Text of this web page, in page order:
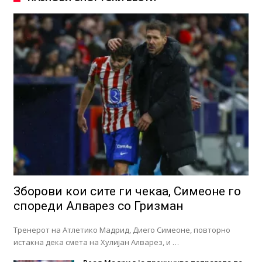
Зборови кои сите ги чекаа, Симеоне го
спореди Алварез со Гризман
Тренерот на Атлетико Мадрид, Диего Симеоне, повторно
истакна дека смета на Хулијан Алварез, и …